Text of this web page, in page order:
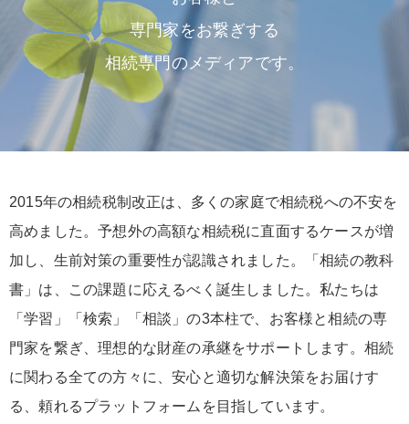
専門家をお繋ぎする
相続専門のメディアです。
2015年の相続税制改正は、多くの家庭で相続税への不安を
高めました。予想外の高額な相続税に直面するケースが増
加し、生前対策の重要性が認識されました。「相続の教科
書」は、この課題に応えるべく誕生しました。私たちは
「学習」「検索」「相談」の3本柱で、お客様と相続の専
門家を繋ぎ、理想的な財産の承継をサポートします。相続
に関わる全ての方々に、安心と適切な解決策をお届けす
る、頼れるプラットフォームを目指しています。